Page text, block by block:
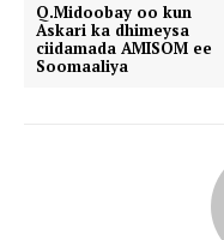
Q.Midoobay oo kun
Askari ka dhimeysa
ciidamada AMISOM ee
Soomaaliya